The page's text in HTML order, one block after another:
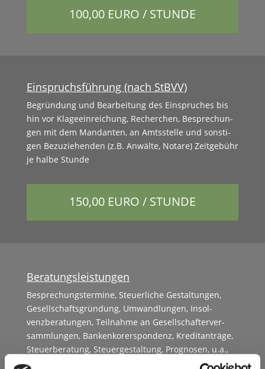
100,00 EURO / STUNDE
Einspruchsführung (nach StBVV)
Begrün­dung und Bear­beitung des Ein­spruch­es bis
hin vor Klageein­re­ichung, Recherchen, Besprechun­
gen mit dem Man­dan­ten, an Amtsstelle und son­sti­
gen Bezuziehen­den (z.B. Anwälte, Notare) Zeit­ge­bühr
je halbe Stunde
150,00 EURO / STUNDE
Beratungsleistungen
Besprechung­ster­mine, Steuer­liche Gestal­tun­gen,
Gesellschafts­grün­dung, Umwand­lun­gen, Insol­
venzber­atun­gen, Teil­nahme an Gesellschafter­ver­
samm­lun­gen, Bankenko­r­erspon­denz, Kred­i­tanträge,
Steuer­ber­atung, Steuergestal­tung, Prog­nosen, u.a.,
Abrech­nung je ange­fan­gene halbe Stunde